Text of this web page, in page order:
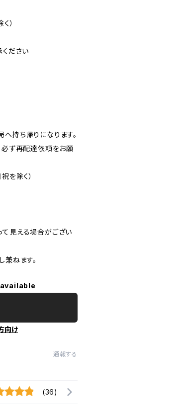
）
ださい
持ち帰りになります。
必ず再配達依頼をお願
を除く）
見える場合がござい
兼ねます。
向け
通報する
(36)